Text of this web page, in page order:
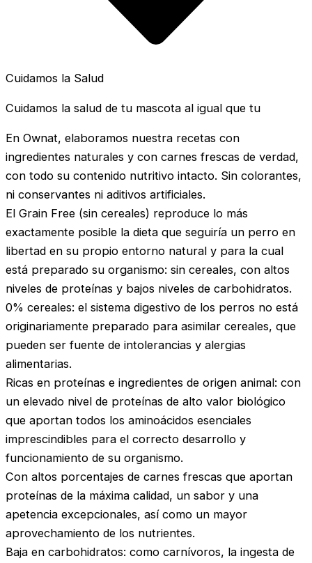
Cuidamos la Salud
Cuidamos la salud de tu mascota al igual que tu
En Ownat, elaboramos nuestra recetas con
ingredientes naturales y con carnes frescas de verdad,
con todo su contenido nutritivo intacto. Sin colorantes,
ni conservantes ni aditivos artificiales.
El Grain Free (sin cereales) reproduce lo más
exactamente posible la dieta que seguiría un perro en
libertad en su propio entorno natural y para la cual
está preparado su organismo: sin cereales, con altos
niveles de proteínas y bajos niveles de carbohidratos.
0% cereales: el sistema digestivo de los perros no está
originariamente preparado para asimilar cereales, que
pueden ser fuente de intolerancias y alergias
alimentarias.
Ricas en proteínas e ingredientes de origen animal: con
un elevado nivel de proteínas de alto valor biológico
que aportan todos los aminoácidos esenciales
imprescindibles para el correcto desarrollo y
funcionamiento de su organismo.
Con altos porcentajes de carnes frescas que aportan
proteínas de la máxima calidad, un sabor y una
apetencia excepcionales, así como un mayor
aprovechamiento de los nutrientes.
Baja en carbohidratos: como carnívoros, la ingesta de